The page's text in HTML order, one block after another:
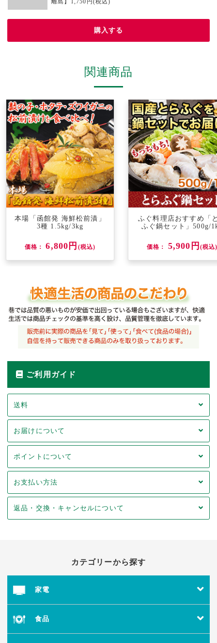
離島】1,750円(税込)
購入する
関連商品
本場「函館発 海鮮松前漬」
3種 1.5kg/3kg
価格： 6,800円 (税込)
ふぐ料理店おすすめ「
ふぐ鍋セット」500g/
価格： 5,900円 (税込
ご利用ガイド
送料
お届けについて
ポイントについて
お支払い方法
返品・交換・キャンセルについて
カテゴリーから探す
家電
食品